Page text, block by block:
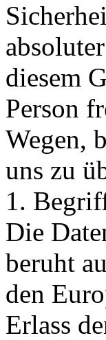
diesem
Person
Wegen,
uns zu
1.
Die
beruht
den
Erlass